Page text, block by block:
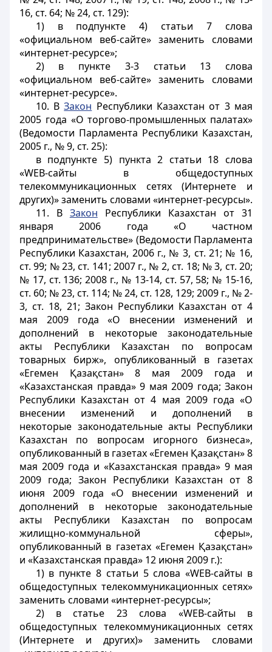
16, ст. 64; № 24, ст. 129):
1) в подпункте 4) статьи 7 слова
«официальном веб-сайте» заменить словами
«интернет-ресурсе»;
2) в пункте 3-3 статьи 13 слова
«официальном веб-сайте» заменить словами
«интернет-ресурсе».
10. ВЗакон Республики Казахстан от 3 мая
2005 года «О торгово-промышленных палатах»
(Ведомости Парламента Республики Казахстан,
2005 г., № 9, ст. 25):
в подпункте 5) пункта 2 статьи 18 слова
«WEB-сайты в общедоступных
телекоммуникационных сетях (Интернете и
других)» заменить словами «интернет-ресурсы».
11. В Закон Республики Казахстан от 31
января 2006 года «О частном
предпринимательстве» (Ведомости Парламента
Республики Казахстан, 2006 г., № 3, ст. 21; № 16,
ст. 99; № 23, ст. 141; 2007 г., № 2, ст. 18; № 3, ст. 20;
№ 17, ст. 136; 2008 г., № 13-14, ст. 57, 58; № 15-16,
ст. 60; № 23, ст. 114; № 24, ст. 128, 129; 2009 г., № 2-
3, ст. 18, 21; Закон Республики Казахстан от 4
мая 2009 года «О внесении изменений и
дополнений в некоторые законодательные
акты Республики Казахстан по вопросам
товарных бирж», опубликованный в газетах
«Егемен Қазақстан» 8 мая 2009 года и
«Казахстанская правда» 9 мая 2009 года; Закон
Республики Казахстан от 4 мая 2009 года «О
внесении изменений и дополнений в
некоторые законодательные акты Республики
Казахстан по вопросам игорного бизнеса»,
опубликованный в газетах «Егемен Қазақстан» 8
мая 2009 года и «Казахстанская правда» 9 мая
2009 года; Закон Республики Казахстан от 8
июня 2009 года «О внесении изменений и
дополнений в некоторые законодательные
акты Республики Казахстан по вопросам
жилищно-коммунальной сферы»,
опубликованный в газетах «Егемен Қазақстан»
и «Казахстанская правда» 12 июня 2009 г.):
1) в пункте 8 статьи 5 слова «WEB-сайты в
общедоступных телекоммуникационных сетях»
заменить словами «интернет-ресурсы»;
2) в статье 23 слова «WEB-сайты в
общедоступных телекоммуникационных сетях
(Интернете и других)» заменить словами